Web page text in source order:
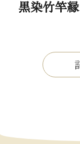
黒染竹竿縁